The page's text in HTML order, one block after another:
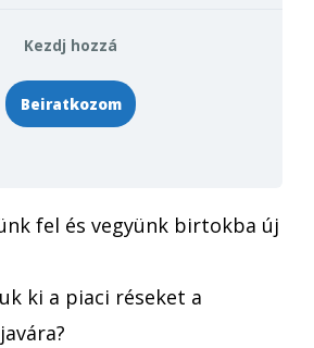
Kezdj hozzá
Beiratkozom
fel és vegyünk birtokba új
ki a piaci réseket a